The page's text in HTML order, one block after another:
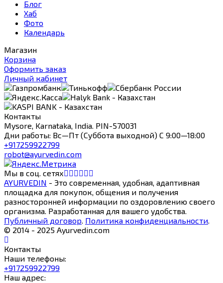
Блог
Хаб
Фото
Календарь
Магазин
Корзина
Оформить заказ
Личный кабинет
Контакты
Mysore, Karnataka, India. PIN-570031
Дни работы: Вс—Пт (Суббота выходной) С 9:00—18:00
+917259922799
robot@ayurvedin.com
Мы в соц. сетях
AYURVEDIN - Это современная, удобная, адаптивная
площадка для покупок, общения и получения
разносторонней информации по оздоровлению своего
организма. Разработанная для вашего удобства.
Публичный договор. Политика конфиденциальности.
© 2014 - 2025 Ayurvedin.com
Контакты
Наши телефоны:
+917259922799
Наш адрес: